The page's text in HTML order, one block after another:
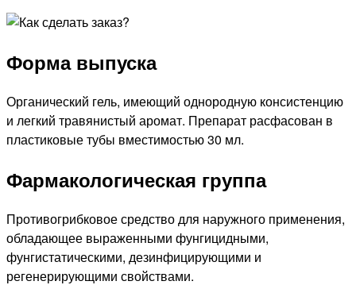
Форма выпуска
Органический гель, имеющий однородную консистенцию
и легкий травянистый аромат. Препарат расфасован в
пластиковые тубы вместимостью 30 мл.
Фармакологическая группа
Противогрибковое средство для наружного применения,
обладающее выраженными фунгицидными,
фунгистатическими, дезинфицирующими и
регенерирующими свойствами.